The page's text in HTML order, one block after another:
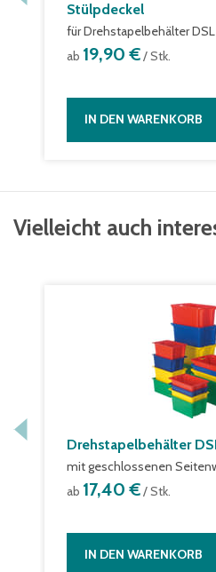
Stülpdeckel
für Drehstapelbehälter DSL
ab 19,90 €/ Stk.
IN DEN WARENKORB
Vielleicht auch
Drehstapelbehälter
mit geschlossenen
ab 17,40 €/ Stk.
IN DEN WARENKORB